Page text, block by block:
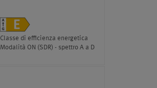
Classe di efficienza energetica
Modalità ON (SDR) - spettro A a D